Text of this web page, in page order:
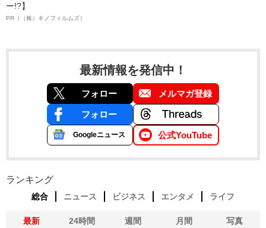
ー!?】
PR（（株）キノフィルムズ）
最新情報を発信中！
フォロー メルマガ登録
フォロー
Googleニュース 公式YouTube
ランキング
総合 ニュース ビジネス エンタメ ライフ
最新 24時間 週間 月間 写真